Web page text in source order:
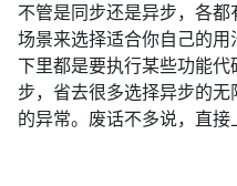
不管是同步还是异步，各
场景来选择适合你自己的
下里都是要执行某些功能
步，省去很多选择异步的
的异常。废话不多说，直接